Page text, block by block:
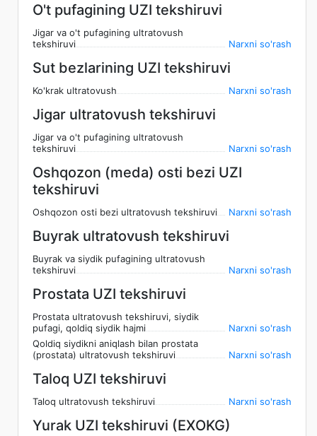
O't pufagining UZI tekshiruvi
Jigar va o't pufagining ultratovush
tekshiruvi
Narxni so'rash
Sut bezlarining UZI tekshiruvi
Ko'krak ultratovush Narxni so'rash
Jigar ultratovush tekshiruvi
Jigar va o't pufagining ultratovush
tekshiruvi
Narxni so'rash
Oshqozon (meda) osti bezi UZI
tekshiruvi
Oshqozon osti bezi ultratovush tekshiruvi Narxni so'rash
Buyrak ultratovush tekshiruvi
Buyrak va siydik pufagining ultratovush
tekshiruvi
Narxni so'rash
Prostata UZI tekshiruvi
Prostata ultratovush tekshiruvi, siydik
pufagi, qoldiq siydik hajmi
Narxni so'rash
Qoldiq siydikni aniqlash bilan prostata
(prostata) ultratovush tekshiruvi
Narxni so'rash
Taloq UZI tekshiruvi
Taloq ultratovush tekshiruvi Narxni so'rash
Yurak UZI tekshiruvi (EXOKG)